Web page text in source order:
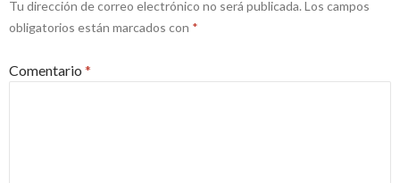
Tu dirección de correo electrónico no será publicada. Los campos
obligatorios están marcados con *
Comentario *